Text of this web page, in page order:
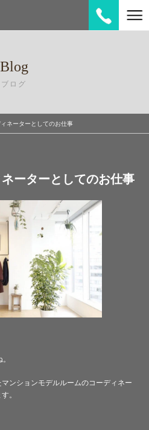
Blog
ブログ
ネーターとしてのお仕事
ーターとしてのお仕事
ンションモデルルームのコーディネー
。